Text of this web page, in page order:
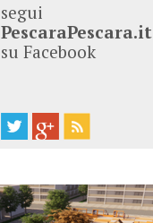
segui
PescaraPescara.it
su Facebook